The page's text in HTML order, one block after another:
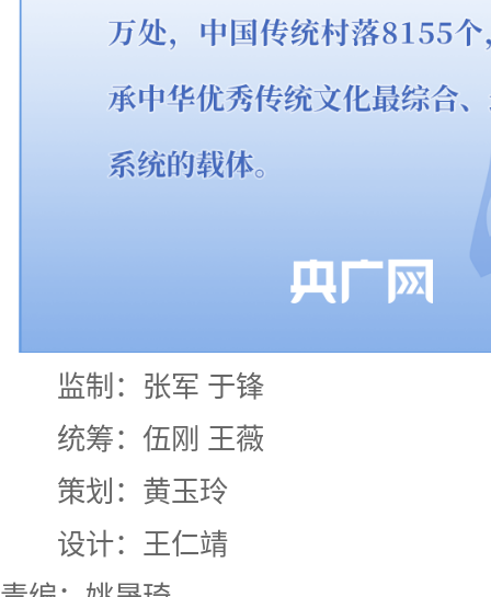
监制：张军 于锋
统筹：伍刚 王薇
策划：黄玉玲
设计：王仁靖